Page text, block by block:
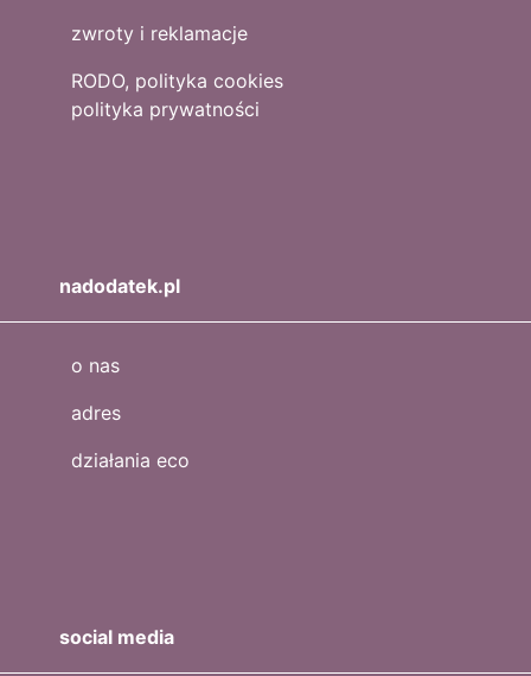
zwroty i reklamacje
RODO, polityka cookies
polityka prywatności
nadodatek.pl
o nas
adres
działania eco
social media